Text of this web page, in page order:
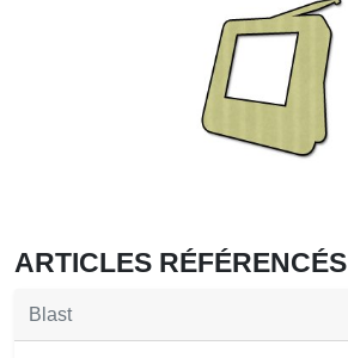
ARTICLES RÉFÉRENCÉS
Blast